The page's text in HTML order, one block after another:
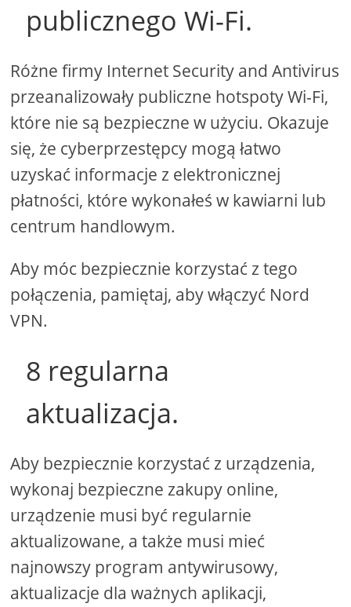
publicznego Wi-Fi.
Różne firmy Internet Security and Antivirus
przeanalizowały publiczne hotspoty Wi-Fi,
które nie są bezpieczne w użyciu. Okazuje
się, że cyberprzestępcy mogą łatwo
uzyskać informacje z elektronicznej
płatności, które wykonałeś w kawiarni lub
centrum handlowym.
Aby móc bezpiecznie korzystać z tego
połączenia, pamiętaj, aby włączyć Nord
VPN.
8 regularna
aktualizacja.
Aby bezpiecznie korzystać z urządzenia,
wykonaj bezpieczne zakupy online,
urządzenie musi być regularnie
aktualizowane, a także musi mieć
najnowszy program antywirusowy,
aktualizacje dla ważnych aplikacji,